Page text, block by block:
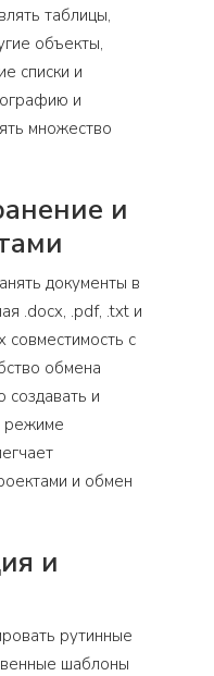
таблицы,
объекты,
списки и
и
множество
и
документы в
.docx, .pdf, .txt и
совместимость с
обмена
и
режиме
и обмен
и
рутинные
шаблоны